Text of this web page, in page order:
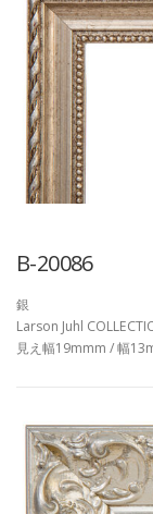
B-20086
銀
Larson Juhl
見え幅19mmm / 幅